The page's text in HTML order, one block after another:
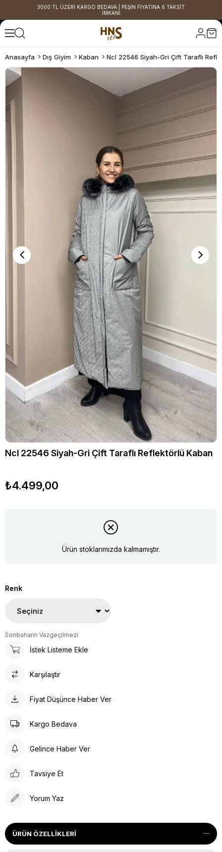
3000 TL ÜZERİ KARGO BEDAVA | PEŞİN FİYATINA 6 TAKSİT
İMKANI
Anasayfa Dış Giyim Kaban Ncl 22546 Siyah-Gri Çift Taraflı
Ncl 22546 Siyah-Gri Çift Taraflı Reflektörlü Kaban
₺4.499,00
Ürün stoklarımızda kalmamıştır.
Renk
Sonbaharın Vazgeçilmezi
İstek Listeme Ekle
Karşılaştır
Fiyat Düşünce Haber Ver
Kargo Bedava
Gelince Haber Ver
Tavsiye Et
Yorum Yaz
ÜRÜN ÖZELLIKLERI